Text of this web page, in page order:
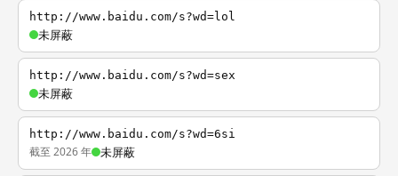
http://www.baidu.com/s?wd=lol
未屏蔽
http://www.baidu.com/s?wd=sex
未屏蔽
http://www.baidu.com/s?wd=6si
截至 2026 年 未屏蔽